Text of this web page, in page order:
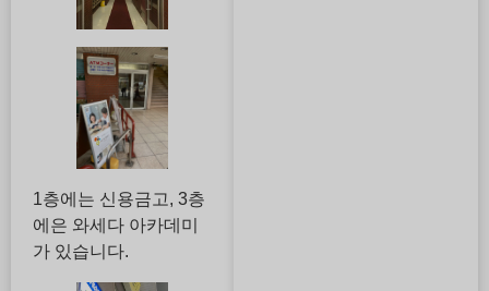
1층에는 신용금고, 3층
에은 와세다 아카데미
가 있습니다.